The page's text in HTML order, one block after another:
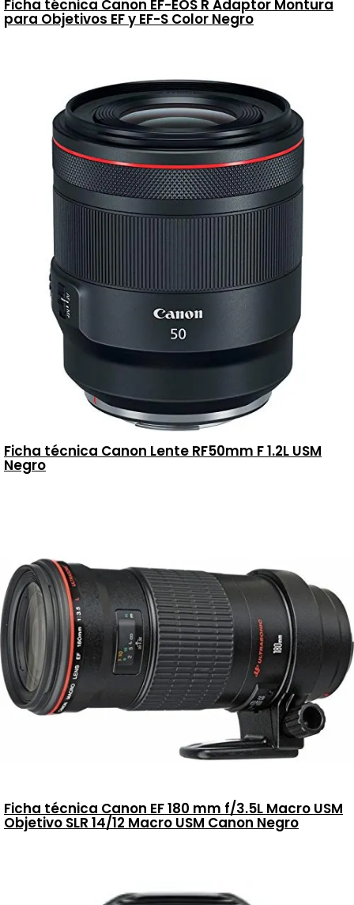
Ficha técnica Canon EF-EOS R Adaptor Montura
para Objetivos EF y EF-S Color Negro
Ficha técnica Canon Lente RF50mm F 1.2L USM
Negro
Ficha técnica Canon EF 180 mm f/3.5L Macro USM
Objetivo SLR 14/12 Macro USM Canon Negro